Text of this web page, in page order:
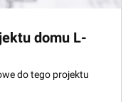
domu L-
do tego projektu